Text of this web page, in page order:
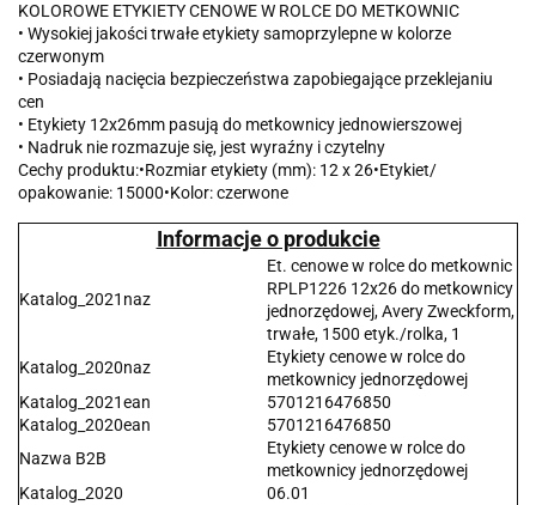
KOLOROWE ETYKIETY CENOWE W ROLCE DO METKOWNIC
• Wysokiej jakości trwałe etykiety samoprzylepne w kolorze
czerwonym
• Posiadają nacięcia bezpieczeństwa zapobiegające przeklejaniu
cen
• Etykiety 12x26mm pasują do metkownicy jednowierszowej
• Nadruk nie rozmazuje się, jest wyraźny i czytelny
Cechy produktu:•Rozmiar etykiety (mm): 12 x 26•Etykiet/
opakowanie: 15000•Kolor: czerwone
Informacje o produkcie
Katalog_2021naz
Et. cenowe w rolce do metkownic
RPLP1226 12x26 do metkownicy
jednorzędowej, Avery Zweckform,
trwałe, 1500 etyk./rolka, 1
Katalog_2020naz
Etykiety cenowe w rolce do
metkownicy jednorzędowej
Katalog_2021ean
5701216476850
Katalog_2020ean
5701216476850
Nazwa B2B
Etykiety cenowe w rolce do
metkownicy jednorzędowej
Katalog_2020
06.01